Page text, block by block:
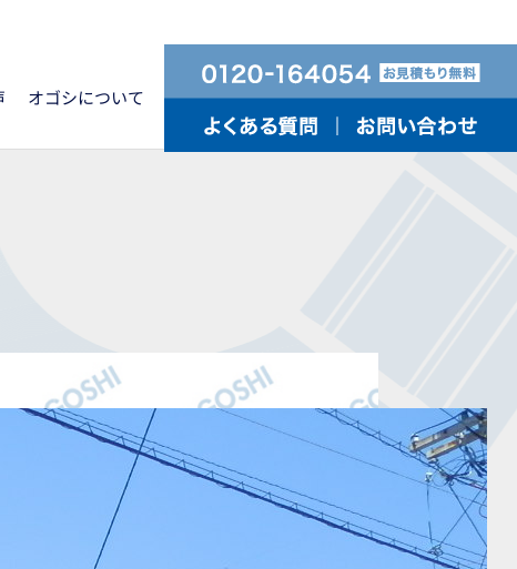
オゴシについて